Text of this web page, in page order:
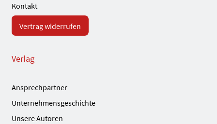
Kontakt
Vertrag widerrufen
Verlag
Ansprechpartner
Unternehmensgeschichte
Unsere Autoren